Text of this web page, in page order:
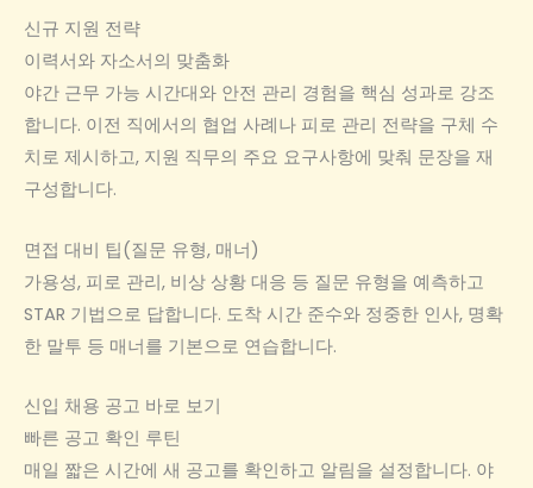
신규 지원 전략
이력서와 자소서의 맞춤화
야간 근무 가능 시간대와 안전 관리 경험을 핵심 성과로 강조
합니다. 이전 직에서의 협업 사례나 피로 관리 전략을 구체 수
치로 제시하고, 지원 직무의 주요 요구사항에 맞춰 문장을 재
구성합니다.
면접 대비 팁(질문 유형, 매너)
가용성, 피로 관리, 비상 상황 대응 등 질문 유형을 예측하고
STAR 기법으로 답합니다. 도착 시간 준수와 정중한 인사, 명확
한 말투 등 매너를 기본으로 연습합니다.
신입 채용 공고 바로 보기
빠른 공고 확인 루틴
매일 짧은 시간에 새 공고를 확인하고 알림을 설정합니다. 야